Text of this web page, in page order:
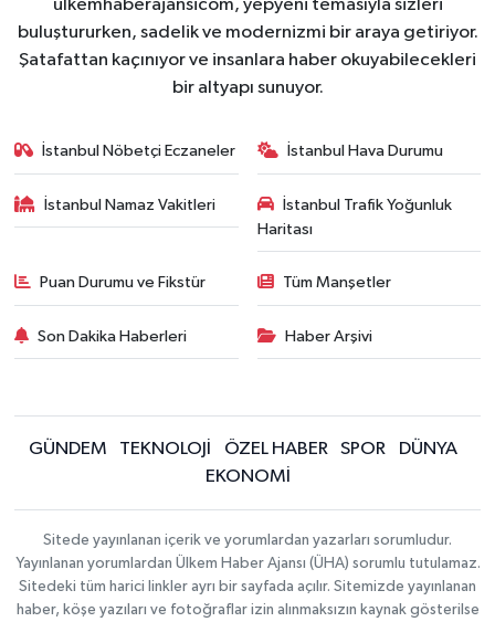
ulkemhaberajansicom, yepyeni temasıyla sizleri
buluştururken, sadelik ve modernizmi bir araya getiriyor.
Şatafattan kaçınıyor ve insanlara haber okuyabilecekleri
bir altyapı sunuyor.
İstanbul Nöbetçi Eczaneler İstanbul Hava Durumu
İstanbul Namaz Vakitleri
İstanbul Trafik Yoğunluk
Haritası
Puan Durumu ve Fikstür Tüm Manşetler
Son Dakika Haberleri Haber Arşivi
GÜNDEM TEKNOLOJİ ÖZEL HABER SPOR
DÜNYA
EKONOMİ
Sitede yayınlanan içerik ve yorumlardan yazarları sorumludur.
Yayınlanan yorumlardan Ülkem Haber Ajansı (ÜHA) sorumlu tutulamaz.
Sitedeki tüm harici linkler ayrı bir sayfada açılır. Sitemizde yayınlanan
haber, köşe yazıları ve fotoğraflar izin alınmaksızın kaynak gösterilse